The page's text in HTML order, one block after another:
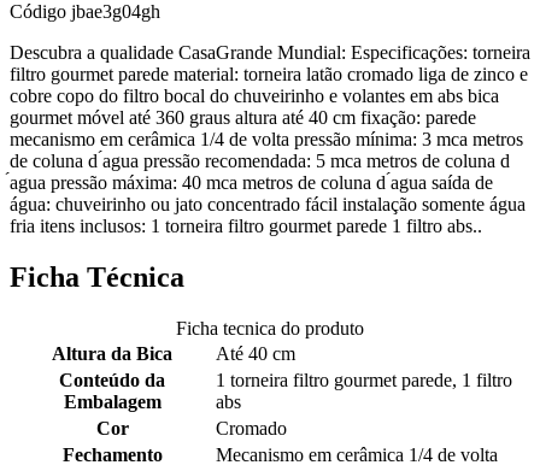
Código jbae3g04gh
Descubra a qualidade CasaGrande Mundial: Especificações: torneira
filtro gourmet parede material: torneira latão cromado liga de zinco e
cobre copo do filtro bocal do chuveirinho e volantes em abs bica
gourmet móvel até 360 graus altura até 40 cm fixação: parede
mecanismo em cerâmica 1/4 de volta pressão mínima: 3 mca metros
de coluna d ́agua pressão recomendada: 5 mca metros de coluna d
́agua pressão máxima: 40 mca metros de coluna d ́agua saída de
água: chuveirinho ou jato concentrado fácil instalação somente água
fria itens inclusos: 1 torneira filtro gourmet parede 1 filtro abs..
Ficha Técnica
Ficha tecnica do produto
Altura da Bica
Até 40 cm
Conteúdo da
Embalagem
1 torneira filtro gourmet parede, 1 filtro
abs
Cor
Cromado
Fechamento
Mecanismo em cerâmica 1/4 de volta